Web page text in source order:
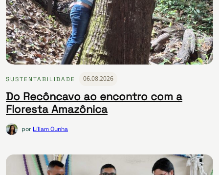
SUSTENTABILIDADE 06.08.2026
Do Recôncavo ao encontro com a
Floresta Amazônica
por Líliam Cunha